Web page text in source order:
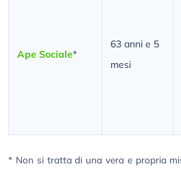
Ape Sociale*
63 anni e 5
mesi
* Non si tratta di una vera e propria